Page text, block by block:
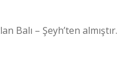
Balı – Şeyh’ten almıştır.